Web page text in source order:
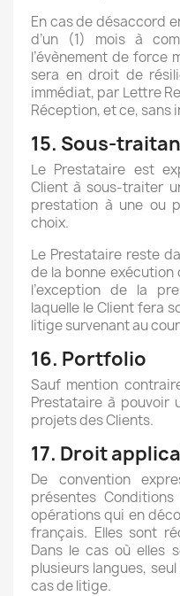
En cas de désaccord
d’un (1) mois à
l’évènement de force
sera en droit de
immédiat, par Lettre
Réception, et ce, sans
15. Sous-
Le Prestataire est
Client à sous-traiter
prestation à une ou
choix.
Le Prestataire reste
de la bonne exécution
l’exception de la
laquelle le Client fera
litige survenant au
16. Portfolio
Sauf mention
Prestataire à pouvoir
projets des Clients.
17. Droit
De convention
présentes
opérations qui en
français. Elles sont
Dans le cas où elles
plusieurs langues,
cas de litige.